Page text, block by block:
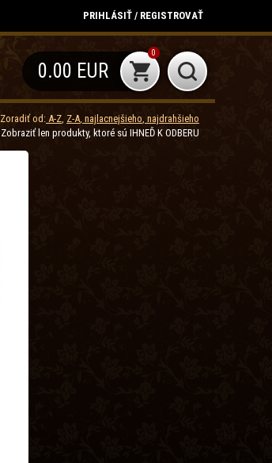
PRIHLÁSIŤ / REGISTROVAŤ
0.00 EUR
0
Zoradiť od: A-Z, Z-A, najlacnejšieho, najdrahšieho
Zobraziť len produkty, ktoré sú IHNEĎ K ODBERU